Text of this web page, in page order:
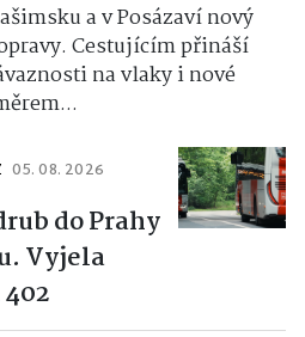
a v Posázaví nový
Cestujícím přináší
na vlaky i nové
05. 08. 2026
do Prahy
Vyjela